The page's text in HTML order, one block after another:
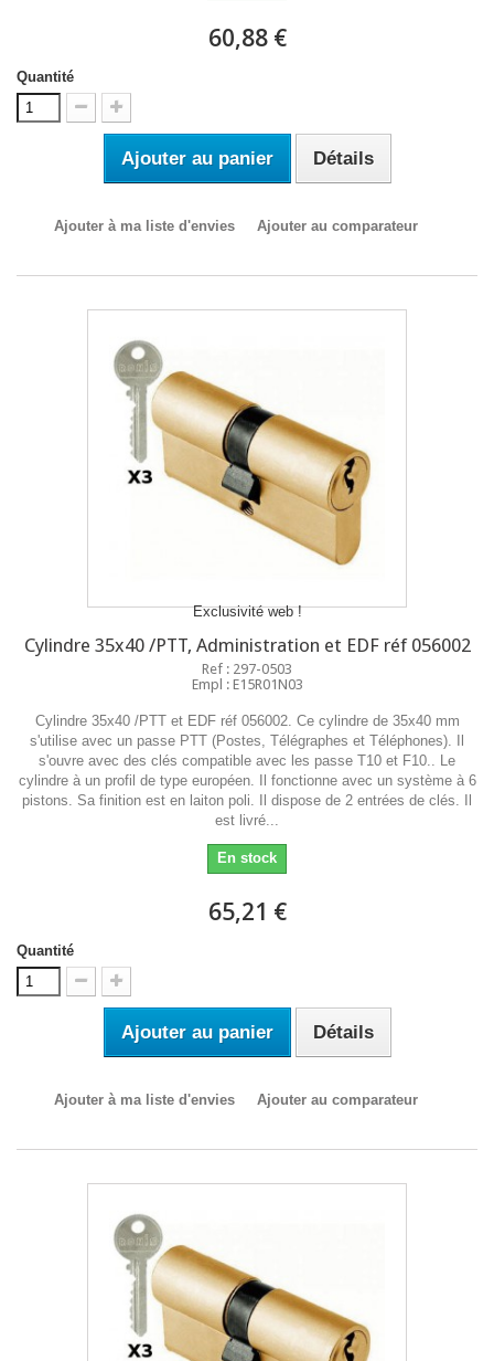
60,88 €
Quantité
Ajouter au panier Détails
Ajouter à ma liste d'envies Ajouter au comparateur
Exclusivité web !
Cylindre 35x40 /PTT, Administration et EDF réf 056002
Ref : 297-0503
Empl : E15R01N03
Cylindre 35x40 /PTT et EDF réf 056002. Ce cylindre de 35x40 mm
s'utilise avec un passe PTT (Postes, Télégraphes et Téléphones). Il
s'ouvre avec des clés compatible avec les passe T10 et F10.. Le
cylindre à un profil de type européen. Il fonctionne avec un système à 6
pistons. Sa finition est en laiton poli. Il dispose de 2 entrées de clés. Il
est livré...
En stock
65,21 €
Quantité
Ajouter au panier Détails
Ajouter à ma liste d'envies Ajouter au comparateur